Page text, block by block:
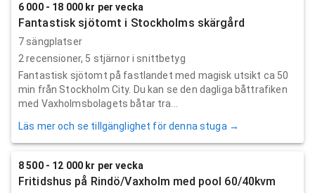
6 000 - 18 000 kr per vecka
Fantastisk sjötomt i Stockholms skärgård
7 sängplatser
2 recensioner, 5 stjärnor i snittbetyg
Fantastisk sjötomt på fastlandet med magisk utsikt ca 50
min från Stockholm City. Du kan se den dagliga båttrafiken
med Vaxholmsbolagets båtar tra...
Läs mer och se tillgänglighet för denna stuga →
8 500 - 12 000 kr per vecka
Fritidshus på Rindö/Vaxholm med pool 60/40kvm